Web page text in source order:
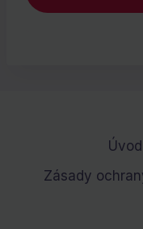
Úvod
Zásady